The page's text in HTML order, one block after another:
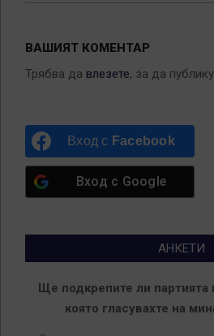
ВАШИЯТ КОМЕНТАР
Трябва да влезете, за да
Вход с Facebook
Вход с Google
АНКЕТИ
Ще подкрепите ли партията
която гласувахте на